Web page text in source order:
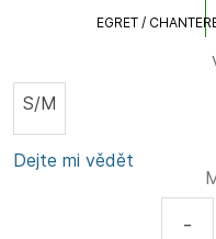
EGRET /
S/M
Dejte mi vědět
-